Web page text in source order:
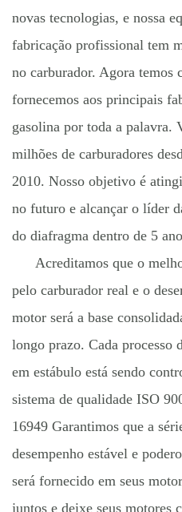
novas tecnologias, e nossa
fabricação profissional tem
no carburador. Agora temos
fornecemos aos principais
gasolina por toda a palavra.
milhões de carburadores
2010. Nosso objetivo é
no futuro e alcançar o líder
do diafragma dentro de 5
Acreditamos que o
pelo carburador real e o
motor será a base
longo prazo. Cada processo
em estábulo está sendo
sistema de qualidade ISO
16949 Garantimos que a
desempenho estável e
será fornecido em seus
juntos e deixe seus motores